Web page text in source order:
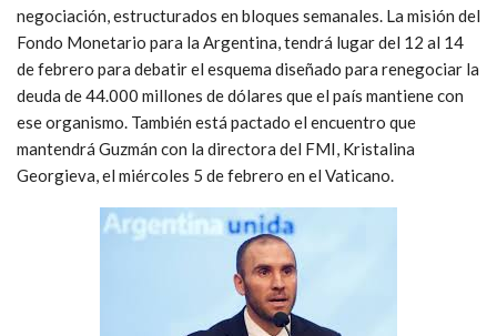
negociación, estructurados en bloques semanales. La misión del
Fondo Monetario para la Argentina, tendrá lugar del 12 al 14
de febrero para debatir el esquema diseñado para renegociar la
deuda de 44.000 millones de dólares que el país mantiene con
ese organismo. También está pactado el encuentro que
mantendrá Guzmán con la directora del FMI, Kristalina
Georgieva, el miércoles 5 de febrero en el Vaticano.